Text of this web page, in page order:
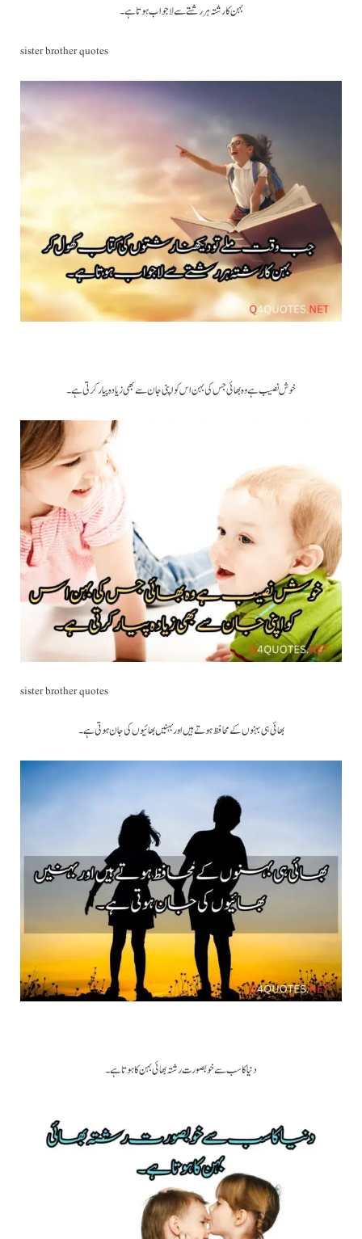
بہن کا رشتہ ہر رشتے سے لا جواب ہوتا ہے ۔
sister brother quotes
خوش نصیب ہے وہ بھائی جس کی بہن اس کو اپنی جان سے بھی زیادہ پیار کرتی ہے ۔
sister brother quotes
بھائی ہی بہنوں کے محافظ ہوتے ہیں اور بہنیں بھائیوں کی جان ہوتی ہے ۔
دنیا کا سب سے خوبصورت رشتہ بھائی بہن کا ہوتا ہے ۔